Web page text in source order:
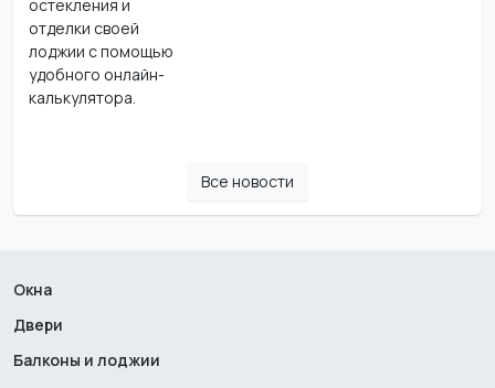
остекления и
отделки своей
лоджии с помощью
удобного онлайн-
калькулятора.
Все новости
Окна
Двери
Балконы и лоджии